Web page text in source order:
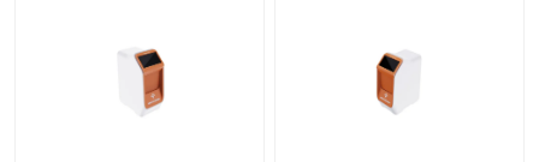
Medizinisches Laborverbrauchsmaterialien